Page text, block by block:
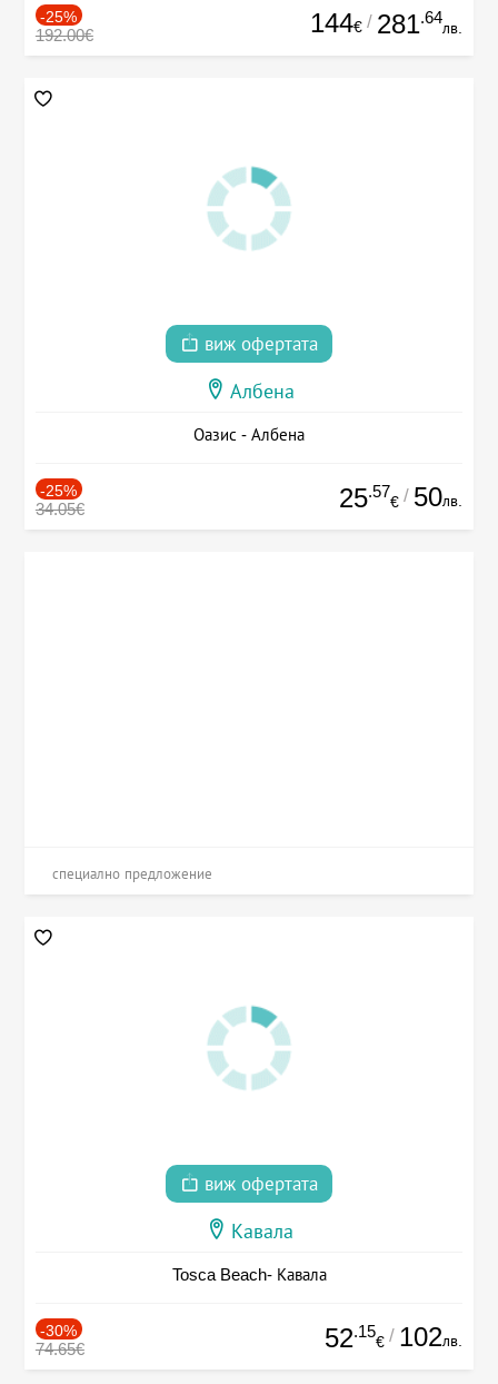
-25%
192.00€ 144€ / 281.64
лв.
виж офертата
Албена
Оазис - Албена
-25%
34.05€ 25.57
€ / 50лв.
специално предложение
виж офертата
Кавала
Tosca Beach- Кавала
-30%
74.65€ 52.15
€ / 102лв.